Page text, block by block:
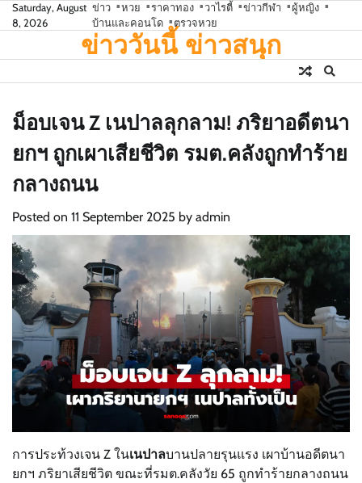
Skip
to
Saturday, August
8, 2026
ข่าว หวย ราคาทอง วาไรตี้ ข่าวกีฬา
ผู้หญิง
บ้านและคอนโด
ตรวจหวย
ข่าววันนี้ ข่าวสนุก
ม็อบเจน Z เนปาลลุกลาม! ภริยาอดีตนา
ยกฯ ถูกเผาเสียชีวิต รมต.คลังถูกทำร้าย
กลางถนน
Posted on 11 September 2025 by admin
การประท้วงเจน Z ในเนปาลบานปลายรุนแรง เผาบ้านอดีตนา
ยกฯ ภริยาเสียชีวิต ขณะที่รมต.คลังวัย 65 ถูกทำร้ายกลางถนน